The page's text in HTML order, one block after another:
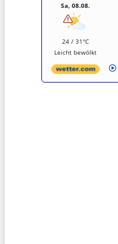
Sa, 08.08.
24 / 31°C
Leicht bewölkt